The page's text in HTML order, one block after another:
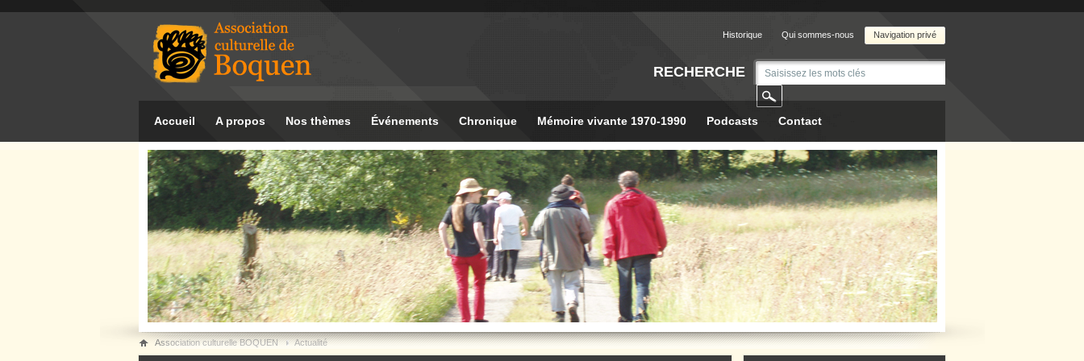
Navigation privé
Historique Qui sommes-nous
RECHERCHE
Accueil A propos Nos thèmes Événements Chronique Mémoire vivante 1970-1990 Podcasts Contact
Association culturelle BOQUEN Actualité